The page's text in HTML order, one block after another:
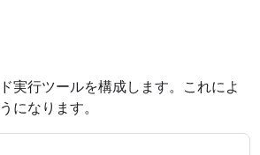
実行ツールを構成します。これによ
になります。